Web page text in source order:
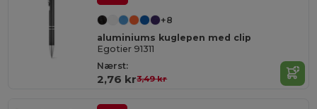
+8
aluminiums kuglepen med clip
Egotier 91311
Nærst:
2,76 kr3,49 kr